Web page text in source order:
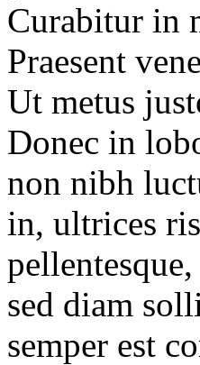
Curabitur in
Praesent
Ut metus
Donec in
non nibh
in, ultrices
sed diam
semper est